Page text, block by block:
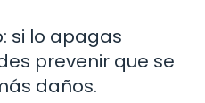
si lo apagas
prevenir que se
daños.